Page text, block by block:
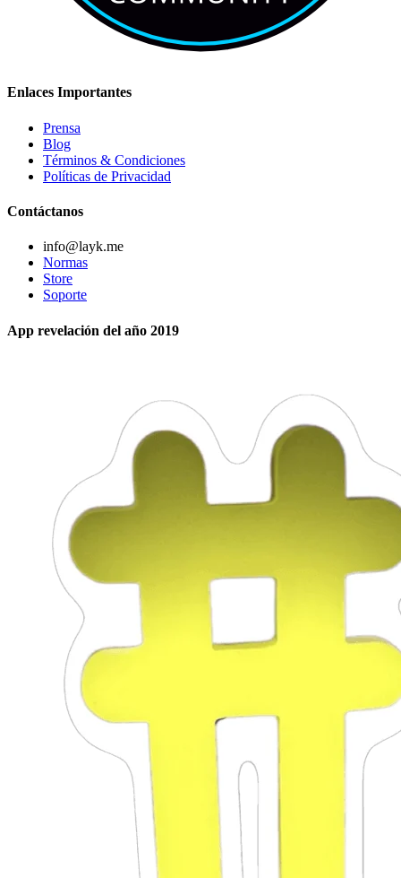
Enlaces Importantes
Prensa
Blog
Términos & Condiciones
Políticas de Privacidad
Contáctanos
info@layk.me
Normas
Store
Soporte
App revelación del año 2019